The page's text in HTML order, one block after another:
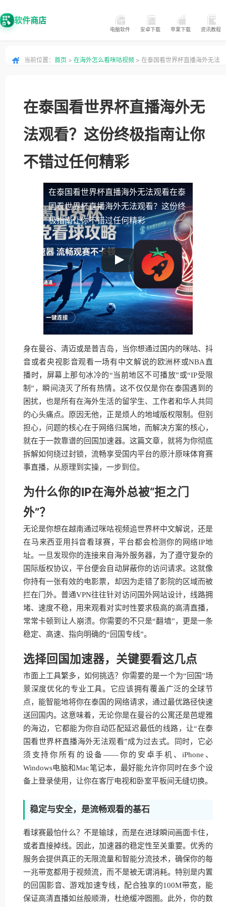
软件商店
电脑软件 安卓下载 苹果下载 资讯教程
当前位置： 首页 > 在海外怎么看咪咕视频 > 在泰国看世界杯直播海外无法
在泰国看世界杯直播海外无
法观看？这份终极指南让你
不错过任何精彩
在泰国看世界杯直播海外无法观看在泰
国看世界杯直播海外无法观看？这份终
极指南让你不错过任何精彩
身在曼谷、清迈或是普吉岛，当你想通过国内的咪咕、抖
音或者央视影音观看一场有中文解说的欧洲杯或NBA直
播时，屏幕上那句冰冷的“当前地区不可播放”或“IP受限
制”，瞬间浇灭了所有热情。这不仅仅是你在泰国遇到的
困扰，也是所有在海外生活的留学生、工作者和华人共同
的心头痛点。原因无他，正是烦人的地域版权限制。但别
担心，问题的核心在于网络归属地，而解决方案的核心，
就在于一款靠谱的回国加速器。这篇文章，就将为你彻底
拆解如何绕过封锁，流畅享受国内平台的原汁原味体育赛
事直播，从原理到实操，一步到位。
为什么你的IP在海外总被“拒之门
外”？
无论是你想在越南通过咪咕视频追世界杯中文解说，还是
在马来西亚用抖音看球赛，平台都会检测你的网络IP地
址。一旦发现你的连接来自海外服务器，为了遵守复杂的
国际版权协议，平台便会自动屏蔽你的访问请求。这就像
你持有一张有效的电影票，却因为走错了影院的区域而被
拦在门外。普通VPN往往针对访问国外网站设计，线路拥
堵、速度不稳，用来观看对实时性要求极高的高清直播，
常常卡顿到让人崩溃。你需要的不只是“翻墙”，更是一条
稳定、高速、指向明确的“回国专线”。
选择回国加速器，关键要看这几点
市面上工具繁多，如何挑选？你需要的是一个为“回国”场
景深度优化的专业工具。它应该拥有覆盖广泛的全球节
点，能智能地将你在泰国的网络请求，通过最优路径快速
送回国内。这意味着，无论你是在曼谷的公寓还是芭堤雅
的海边，它都能为你自动匹配延迟最低的线路，让“在泰
国看世界杯直播海外无法观看”成为过去式。同时，它必
须支持你所有的设备——你的安卓手机、iPhone、
Windows电脑和Mac笔记本，最好能允许你同时在多个设
备上登录使用，让你在客厅电视和卧室平板间无缝切换。
稳定与安全，是流畅观看的基石
看球赛最怕什么？不是输球，而是在进球瞬间画面卡住，
或者直接掉线。因此，加速器的稳定性至关重要。优秀的
服务会提供真正的无限流量和智能分流技术，确保你的每
一兆带宽都用于视频流，而不是被无谓消耗。特别是内置
的回国影音、游戏加速专线，配合独享的100M带宽，能
保证高清直播如丝般顺滑，杜绝缓冲圆圈。此外，你的数